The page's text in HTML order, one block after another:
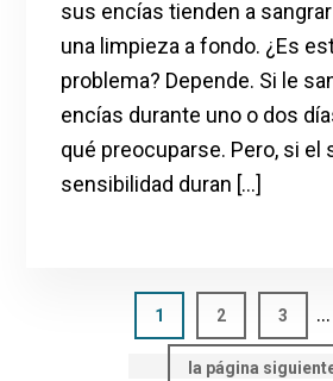
sus encías tienden a
una limpieza a fondo. ¿Es
problema? Depende. Si le
encías durante uno o dos
qué preocuparse. Pero, si el
sensibilidad duran [...]
Página
1 Página
2 Página
3 ...
Ir
la página